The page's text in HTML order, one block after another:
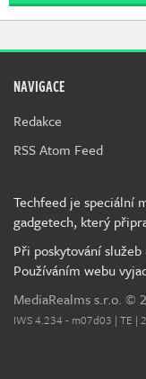
NAVIGACE
Redakce
RSS Atom Feed
Techfeed je speciální
gadgetech, který
Při poskytování
Používáním webu
MediaRealms s.r.o. ©
IWS 4.234 - m07d03 | TE |